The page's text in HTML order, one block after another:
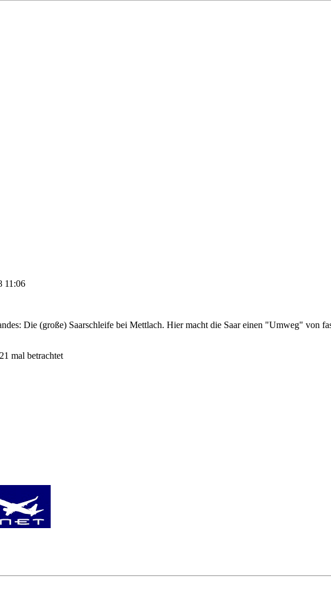
11:06
Die (große) Saarschleife bei Mettlach. Hier macht die Saar einen "Umweg" von
mal betrachtet